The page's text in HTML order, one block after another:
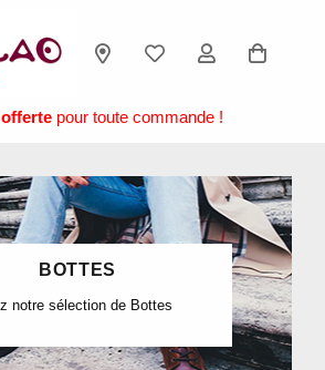
offerte pour toute commande !
BOTTES
notre sélection de Bottes